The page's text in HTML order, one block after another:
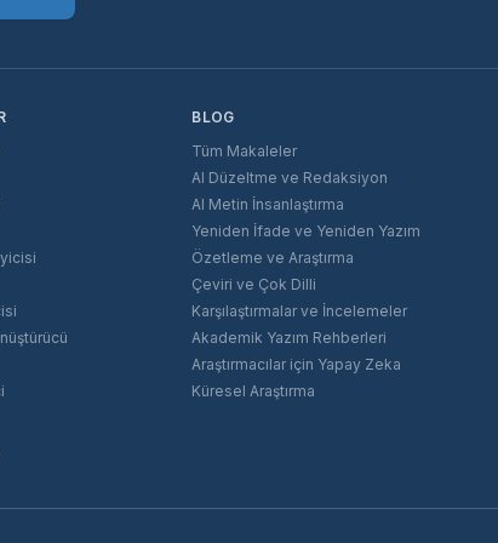
BLOG
Tüm Makaleler
AI Düzeltme ve Redaksiyon
AI Metin İnsanlaştırma
Yeniden İfade ve Yeniden Yazım
Özetleme ve Araştırma
Çeviri ve Çok Dilli
Karşılaştırmalar ve İncelemeler
Akademik Yazım Rehberleri
Araştırmacılar için Yapay Zeka
Küresel Araştırma